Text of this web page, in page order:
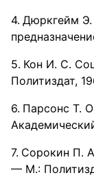
Дюркгейм Э.
Кон И. С.
Политиздат,
Парсонс Т.
Сорокин П.
— М.: